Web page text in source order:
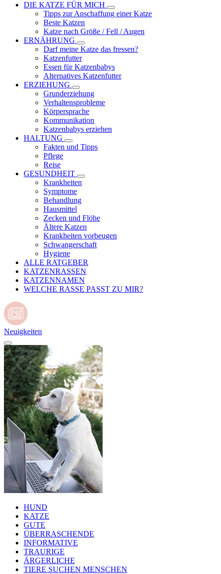
DIE KATZE FÜR MICH
Tipps zur Anschaffung einer Katze
Beste Katzen
Katze nach Größe / Fell / Augen
ERNÄHRUNG
Darf meine Katze das fressen?
Katzenfutter
Essen für Katzenbabys
Alternatives Katzenfutter
ERZIEHUNG
Grunderziehung
Verhaltensprobleme
Körpersprache
Kommunikation
Katzenbabys erziehen
HALTUNG
Fakten und Tipps
Pflege
Reise
GESUNDHEIT
Krankheiten
Symptome
Behandlung
Hausmittel
Zecken und Flöhe
Ältere Katzen
Krankheiten vorbeugen
Schwangerschaft
Hygiene
ALLE RATGEBER
KATZENRASSEN
KATZENNAMEN
WELCHE RASSE PASST ZU MIR?
Neuigkeiten
HUND
KATZE
GUTE
ÜBERRASCHENDE
INFORMATIVE
TRAURIGE
ÄRGERLICHE
TIERE SUCHEN MENSCHEN